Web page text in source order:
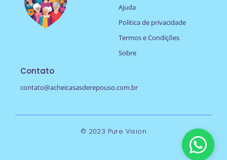
Ajuda
Politica de privacidade
Termos e Condições
Sobre
Contato
contato@acheicasasderepouso.com.br
© 2023 Pure Vision